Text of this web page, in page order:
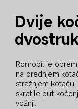
Dvije
Romobil je
na prednjem
stražnjem
skratile put
vožnji.